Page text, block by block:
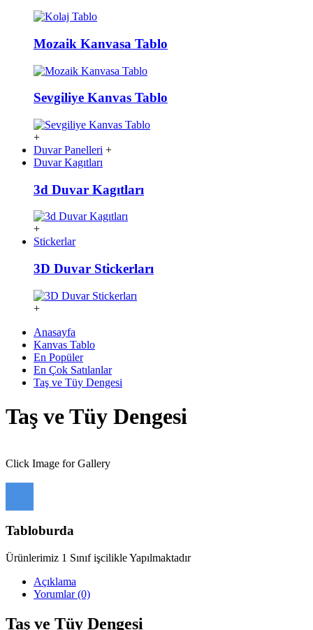
Mozaik Kanvasa Tablo
Sevgiliye Kanvas Tablo
+
Duvar Panelleri +
Duvar Kagıtları
3d Duvar Kagıtları
+
Stickerlar
3D Duvar Stickerları
+
Anasayfa
Kanvas Tablo
En Popüler
En Çok Satılanlar
Taş ve Tüy Dengesi
Taş ve Tüy Dengesi
Click Image for Gallery
Tabloburda
Ürünlerimiz 1 Sınıf işcilikle Yapılmaktadır
Açıklama
Yorumlar (0)
Taş ve Tüy Dengesi